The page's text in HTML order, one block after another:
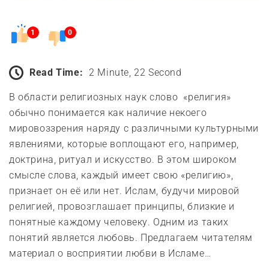
1 0
Read Time: 2 Minute, 22 Second
В области религиозных наук слово «религия»
обычно понимается как наличие некоего
мировоззрения наряду с различными культурными
явлениями, которые воплощают его, например,
доктрина, ритуал и искусство. В этом широком
смысле слова, каждый имеет свою «религию»,
признает он её или нет. Ислам, будучи мировой
религией, провозглашает принципы, близкие и
понятные каждому человеку. Одним из таких
понятий является любовь. Предлагаем читателям
материал о восприятии любви в Исламе…